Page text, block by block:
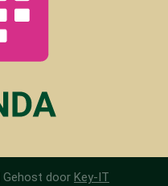
Gehost door Key-IT